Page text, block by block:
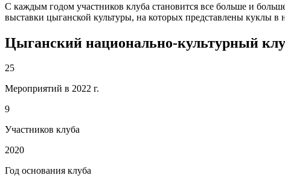
С каждым годом участников клуба становится все больше и
выставки цыганской культуры, на которых представлены куклы
Цыганский национально-культурный
25
Мероприятий в 2022 г.
9
Участников клуба
2020
Год основания клуба